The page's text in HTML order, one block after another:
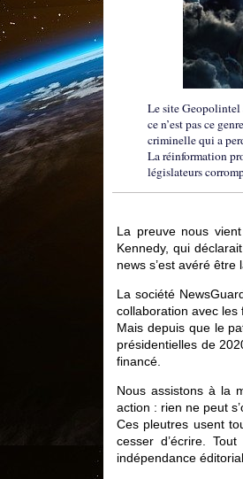
Le site Geopolintel
ce n’est pas ce
criminelle qui a
La réinformation
législateurs
La preuve nous
Kennedy, qui
news s’est avéré être
La société
collaboration avec les
Mais depuis que le
présidentielles de
financé.
Nous assistons à la
action : rien ne peut
Ces pleutres usent
cesser d’écrire.
indépendance